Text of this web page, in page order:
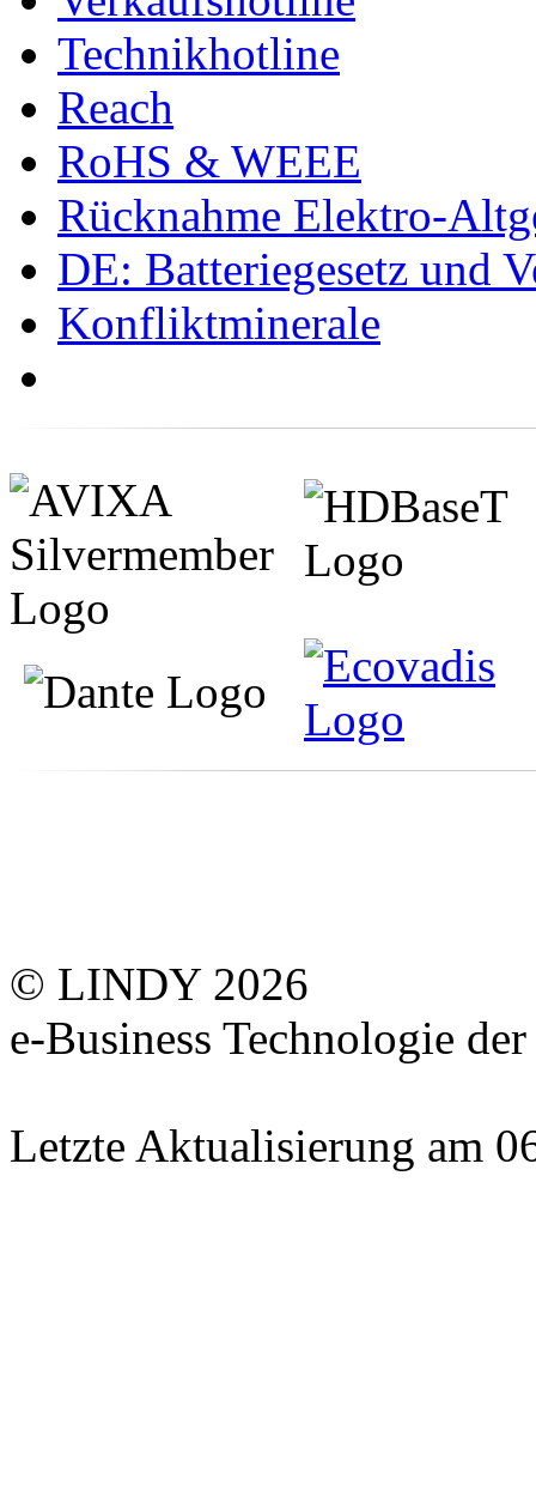
Technikhotline
Reach
RoHS & WEEE
Rücknahme Elektro-
DE: Batteriegesetz und
Konfliktminerale
© LINDY 2026
e-Business Technologie
Letzte Aktualisierung am